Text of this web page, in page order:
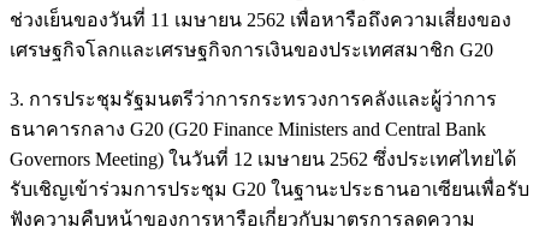
ช่วงเย็นของวันที่ 11 เมษายน 2562 เพื่อหารือถึงความเสี่ยงของ
เศรษฐกิจโลกและเศรษฐกิจการเงินของประเทศสมาชิก G20
3. การประชุมรัฐมนตรีว่าการกระทรวงการคลังและผู้ว่าการ
ธนาคารกลาง G20 (G20 Finance Ministers and Central Bank
Governors Meeting) ในวันที่ 12 เมษายน 2562 ซึ่งประเทศไทยได้
รับเชิญเข้าร่วมการประชุม G20 ในฐานะประธานอาเซียนเพื่อรับ
ฟังความคืบหน้าของการหารือเกี่ยวกับมาตรการลดความ